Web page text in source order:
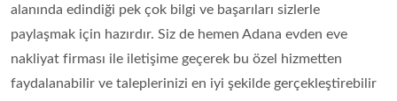
alanında edindiği pek çok bilgi ve başarıları sizlerle
paylaşmak için hazırdır. Siz de hemen Adana evden eve
nakliyat firması ile iletişime geçerek bu özel hizmetten
faydalanabilir ve taleplerinizi en iyi şekilde gerçekleştirebilir